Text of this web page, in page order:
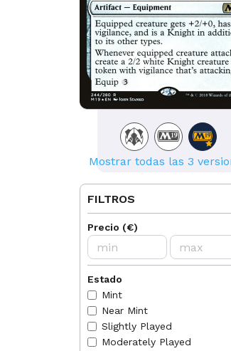
Mostrar todas las 3
FILTROS
Precio (€)
Estado
Mint
Near Mint
Slightly Played
Moderately Played